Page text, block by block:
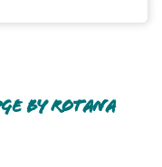
By Rotana